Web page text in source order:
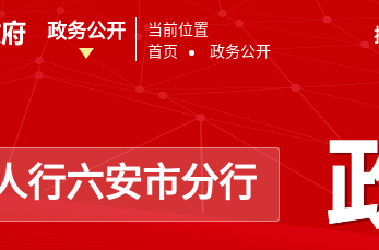
政务公开
当前位置
首页
政务公开
行六安市分行